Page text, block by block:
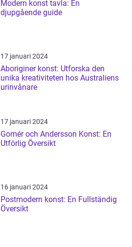
Modern konst tavla: En
djupgående guide
17 januari 2024
Aboriginer konst: Utforska den
unika kreativiteten hos Australiens
urinvånare
17 januari 2024
Gomér och Andersson Konst: En
Utförlig Översikt
16 januari 2024
Postmodern konst: En Fullständig
Översikt